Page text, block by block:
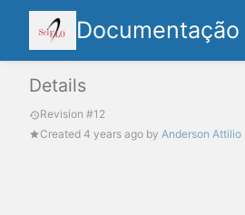
Documentação
Details
Revision #12
Created 4 years ago by Anderson Attilio